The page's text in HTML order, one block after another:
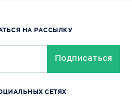
НА РАССЫЛКУ
СЕТЯХ